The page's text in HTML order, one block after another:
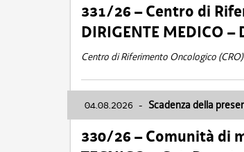
331/26 – Centro di
DIRIGENTE MEDICO
Centro di Riferimento Oncologico (CRO)
04.08.2026 - Scadenza della
330/26 – Comunità di